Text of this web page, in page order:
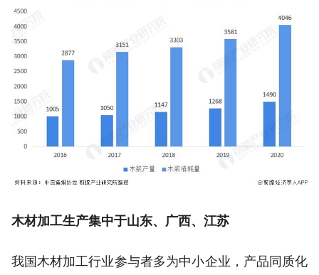
木材加工生产集中于山东、广西、江苏
我国木材加工行业参与者多为中小企业，产品同质化